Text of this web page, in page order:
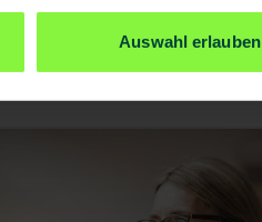
Auswahl erlauben